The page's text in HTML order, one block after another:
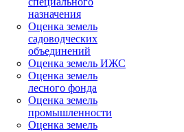
назначения
Оценка земель
садоводческих
объединений
Оценка земель ИЖС
Оценка земель
лесного фонда
Оценка земель
промышленности
Оценка земель